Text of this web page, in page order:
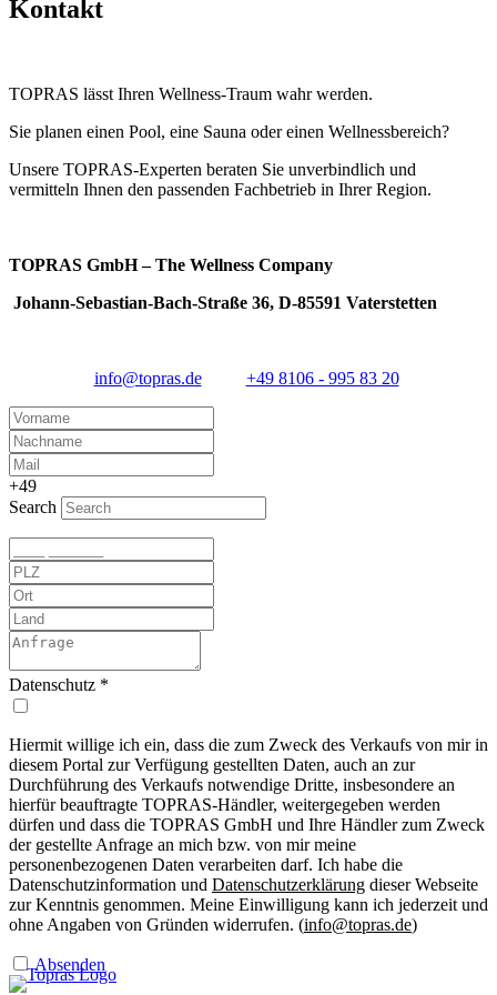
Handund mit einem Ansprechpartner in Ihrer Region.
auf unserer Website stellen oder uns telefonisch beziehungsweise
entwickelt.
Kontakt
TOPRAS lässt Ihren Wellness-Traum wahr werden.
Sie planen einen Pool, eine Sauna oder einen Wellnessbereich?
Unsere TOPRAS-Experten beraten Sie unverbindlich und
vermitteln Ihnen den passenden Fachbetrieb in Ihrer Region.
TOPRAS GmbH – The Wellness Company
Johann-Sebastian-Bach-Straße 36, D-85591 Vaterstetten
info@topras.de +49 8106 - 995 83 20
+49
Search
Datenschutz *
Hiermit willige ich ein, dass die zum Zweck des Verkaufs von mir in
diesem Portal zur Verfügung gestellten Daten, auch an zur
Durchführung des Verkaufs notwendige Dritte, insbesondere an
hierfür beauftragte TOPRAS-Händler, weitergegeben werden
dürfen und dass die TOPRAS GmbH und Ihre Händler zum Zweck
der gestellte Anfrage an mich bzw. von mir meine
personenbezogenen Daten verarbeiten darf. Ich habe die
Datenschutzinformation und Datenschutzerklärung dieser Webseite
zur Kenntnis genommen. Meine Einwilligung kann ich jederzeit und
ohne Angaben von Gründen widerrufen. (info@topras.de)
Absenden